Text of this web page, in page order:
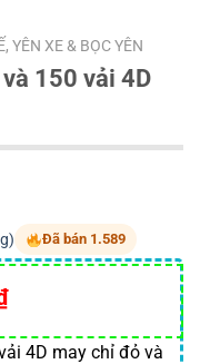
YÊN XE & BỌC YÊN
150 vải 4D
Đã bán 1.589
4D may chỉ đỏ và